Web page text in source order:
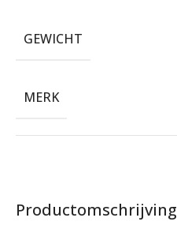
Productomschrijving
GEWICHT
MERK